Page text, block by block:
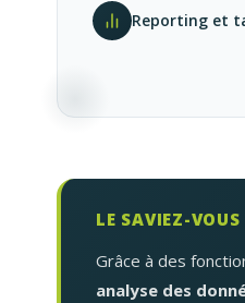
Reporting et
LE SAVIEZ-VOUS
Grâce à des
analyse des